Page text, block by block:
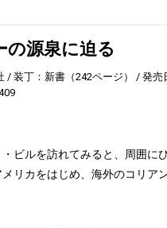
源泉に迫る
装丁：新書（242ページ） 発売
ビルを訪れてみると、周囲に
リカをはじめ、海外のコリア